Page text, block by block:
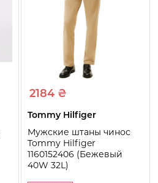
2184 ₴
Tommy Hilfiger
Мужские штаны чинос
Tommy Hilfiger
1160152406 (Бежевый
40W 32L)